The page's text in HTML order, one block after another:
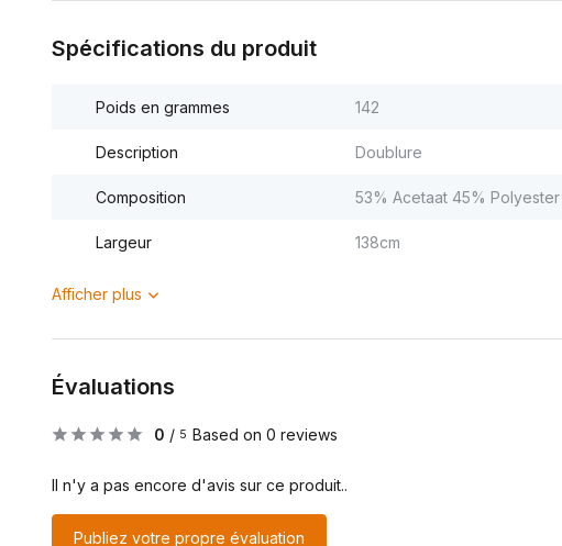
Spécifications du produit
Poids en grammes 142
Description Doublure
Composition 53% Acetaat 45% Polyester
Largeur 138cm
Afficher plus
Évaluations
0 / 5 Based on 0 reviews
Il n'y a pas encore d'avis sur ce produit..
Publiez votre propre évaluation